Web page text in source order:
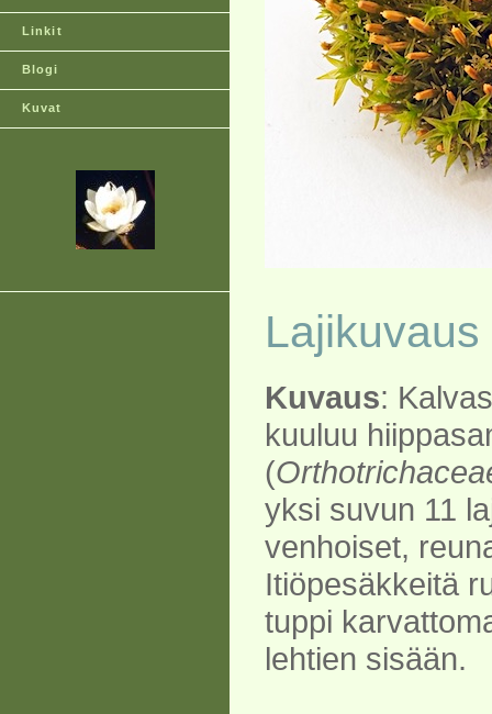
Linkit
Blogi
Kuvat
Lajikuvaus
Kuvaus:
kuuluu
(
yksi suvun 11
venhoiset,
Itiöpesäkkeitä
tuppi
lehtien sisään.